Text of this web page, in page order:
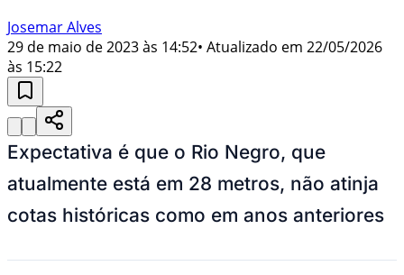
Josemar Alves
29 de maio de 2023 às 14:52• Atualizado em 22/05/2026
às 15:22
Expectativa é que o Rio Negro, que
atualmente está em 28 metros, não atinja
cotas históricas como em anos anteriores